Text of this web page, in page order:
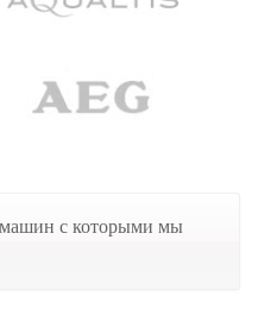
с которыми мы